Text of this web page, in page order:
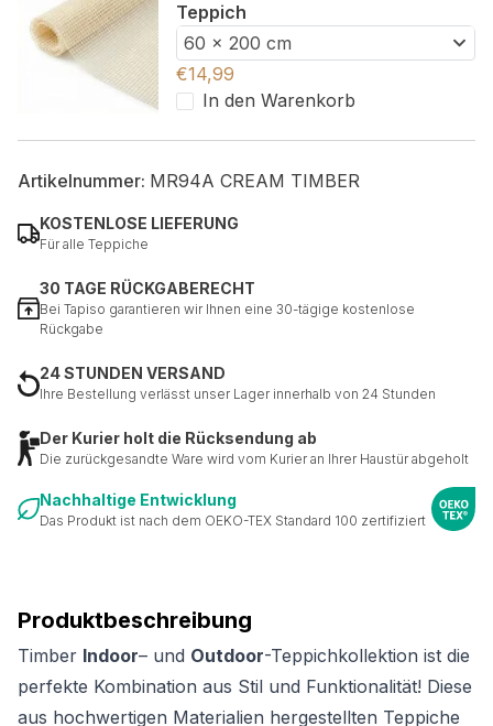
Produktbeschreibung
Timber Indoor– und Outdoor-Teppichkollektion ist die
perfekte Kombination aus Stil und Funktionalität! Diese
aus hochwertigen Materialien hergestellten Teppiche
Teppich
60 x 200 cm
€14,99
In den Warenkorb
Artikelnummer: MR94A CREAM TIMBER
KOSTENLOSE LIEFERUNG
Für alle Teppiche
30 TAGE RÜCKGABERECHT
Bei Tapiso garantieren wir Ihnen eine 30-tägige kostenlose
Rückgabe
24 STUNDEN VERSAND
Ihre Bestellung verlässt unser Lager innerhalb von 24 Stunden
Der Kurier holt die Rücksendung ab
Die zurückgesandte Ware wird vom Kurier an Ihrer Haustür abgeholt
Nachhaltige Entwicklung
Das Produkt ist nach dem OEKO-TEX Standard 100 zertifiziert